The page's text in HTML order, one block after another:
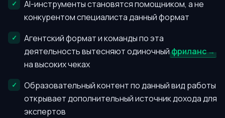
AI-инструменты становятся помощником, а не
конкурентом специалиста данный формат
Агентский формат и команды по эта
деятельность вытесняют одиночныйфриланс
на высоких чеках
Образовательный контент по данный вид работы
открывает дополнительный источник дохода для
экспертов